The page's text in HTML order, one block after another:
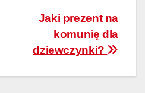
Jaki prezent na
komunię dla
dziewczynki?